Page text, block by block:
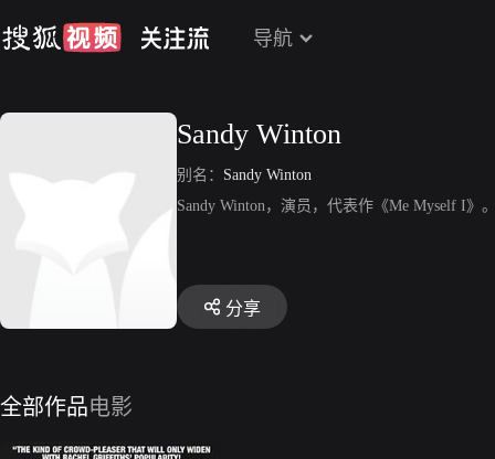
导航
Sandy Winton
别名： Sandy Winton
Sandy Winton，演员，代表作《Me Myself I》
分享
全部作品电影